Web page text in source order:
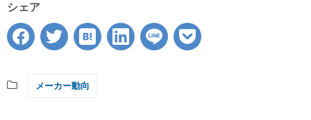
シェア
メーカー動向